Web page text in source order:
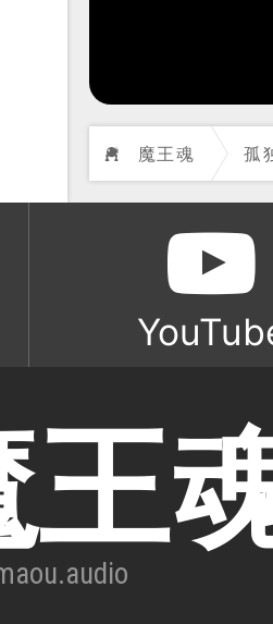
魔王魂 孤
王